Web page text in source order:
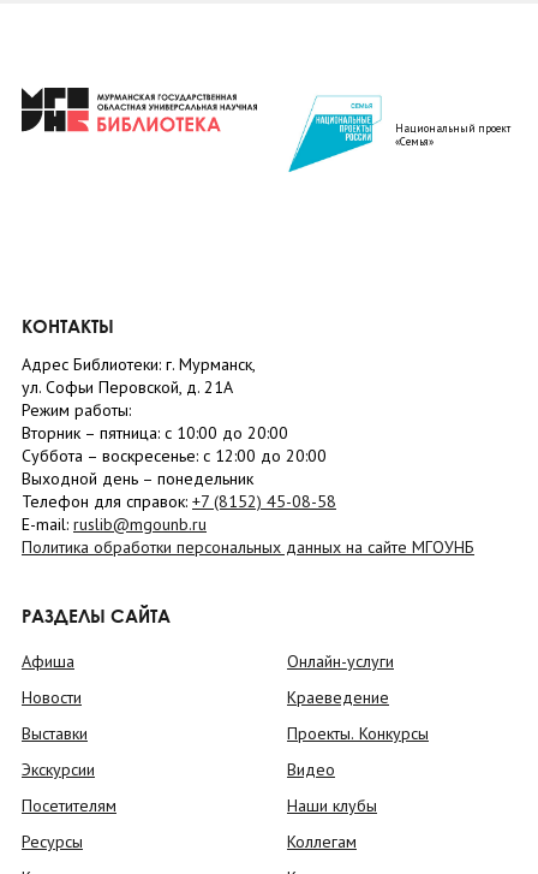
Национальный проект
«Семья»
КОНТАКТЫ
Адрес Библиотеки: г. Мурманск,
ул. Софьи Перовской, д. 21А
Режим работы:
Вторник – пятница: с 10:00 до 20:00
Суббота – воскресенье: c 12:00 до 20:00
Выходной день – понедельник
Телефон для справок: +7 (8152) 45-08-58
E-mail: ruslib@mgounb.ru
Политика обработки персональных данных на сайте МГОУНБ
РАЗДЕЛЫ САЙТА
Афиша
Новости
Выставки
Экскурсии
Посетителям
Ресурсы
Онлайн-услуги
Краеведение
Проекты. Конкурсы
Видео
Наши клубы
Коллегам